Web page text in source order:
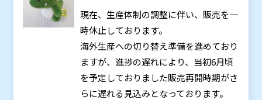
現在、生産体制の調整に伴い、販売を一
時休止しております。
海外生産への切り替え準備を進めており
ますが、進捗の遅れにより、当初6月頃
を予定しておりました販売再開時期がさ
らに遅れる見込みとなっております。